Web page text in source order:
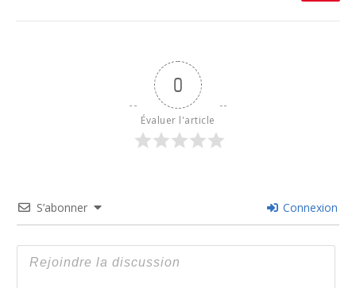
0
Évaluer l'article
S’abonner Connexion